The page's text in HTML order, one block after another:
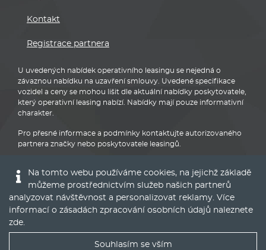
Kontakt
Registrace partnera
U uvedených nabídek operativního leasingu se nejedná o
závaznou nabídku na uzavření smlouvy. Uvedené specifikace
vozidel a ceny se mohou lišit dle aktuální nabídky poskytovatele,
který operativní leasing nabízí. Nabídky mají pouze informativní
charakter.
Pro přesné informace a podmínky kontaktujte autorizovaného
partnera značky nebo poskytovatele leasingů.
Na tomto webu používáme cookies, na jejichž základě
můžeme prostřednictvím služeb našich partnerů
analyzovat návštěvnost a personalizovat reklamy. Více
informací o zásadách zpracování osobních údajů naleznete
zde.
Souhlasím se vším